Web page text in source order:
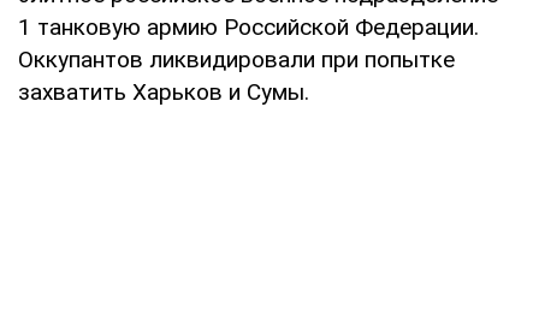
1 танковую армию Российской Федерации.
Оккупантов ликвидировали при попытке
захватить Харьков и Сумы.